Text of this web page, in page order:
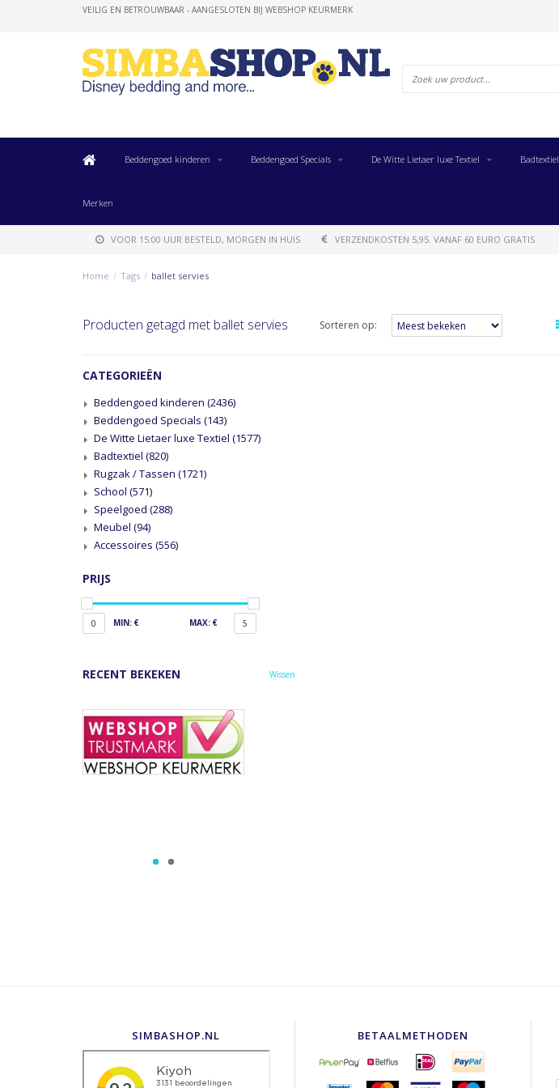
VEILIG EN BETROUWBAAR - AANGESLOTEN BIJ WEBSHOP KEURMERK
Beddengoed kinderen Beddengoed Specials De Witte Lietaer luxe Textiel Badtextiel
Merken
VOOR 15:00 UUR BESTELD, MORGEN IN HUIS VERZENDKOSTEN 5,95. VANAF 60 EURO GRATIS
Home / Tags / ballet servies
Producten getagd met ballet servies Sorteren op:
CATEGORIEËN
Beddengoed kinderen (2436)
Beddengoed Specials (143)
De Witte Lietaer luxe Textiel (1577)
Badtextiel (820)
Rugzak / Tassen (1721)
School (571)
Speelgoed (288)
Meubel (94)
Accessoires (556)
PRIJS
0 MIN: € MAX: € 5
RECENT BEKEKEN Wissen
SIMBASHOP.NL BETAALMETHODEN